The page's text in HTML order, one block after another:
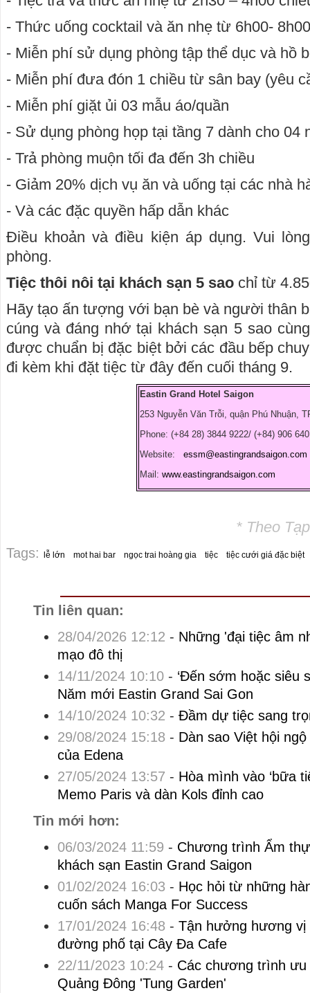
- Thức uống cocktail và ăn nhẹ từ 6h00-
- Miễn phí sử dụng phòng tập thể dục và hồ
- Miễn phí đưa đón 1 chiều từ sân bay (yêu
- Miễn phí giặt ủi 03 mẫu áo/quần
- Sử dụng phòng họp tại tầng 7 dành cho 04
- Trả phòng muộn tối đa đến 3h chiều
- Giảm 20% dịch vụ ăn và uống tại các nhà
- Và các đặc quyền hấp dẫn khác
Điều khoản và điều kiện áp dụng. Vui
phòng.
Tiệc thôi nôi tại khách sạn 5 sao chỉ từ
Hãy tạo ấn tượng với bạn bè và người thân
cúng và đáng nhớ tại khách sạn 5 sao
được chuẩn bị đặc biệt bởi các đầu bếp
đi kèm khi đặt tiệc từ đây đến cuối tháng 9.
Eastin Grand Hotel Saigon
253 Nguyễn Văn Trỗi, quận Phú Nhuận,
Phone: (+84 28) 3844 9222/ (+84) 906
Website:
essm@eastingrandsaigon.com
Mail: www.eastingrandsaigon.com
* Theo
Tags: lễ lớn mot hai bar ngọc trai hoàng gia tiệc tiệc cưới giá đặc biệt
Tin liên quan:
28/04/2026 12:12 - Những 'đại tiệc âm
mạo đô thị
14/11/2024 10:10- ‘Đến sớm hoặc siêu
Năm mới Eastin Grand Sai Gon
14/10/2024 10:32 - Đầm dự tiệc sang
29/08/2024 15:18 - Dàn sao Việt hội
của Edena
27/05/2024 13:57 - Hòa mình vào ‘bữa
Memo Paris và dàn Kols đỉnh cao
Tin mới hơn:
06/03/2024 11:59 - Chương trình Ẩm
khách sạn Eastin Grand Saigon
01/02/2024 16:03 - Học hỏi từ những
cuốn sách Manga For Success
17/01/2024 16:48 - Tận hưởng hương vị
đường phố tại Cây Đa Cafe
22/11/2023 10:24- Các chương trình ưu
Quảng Đông 'Tung Garden'